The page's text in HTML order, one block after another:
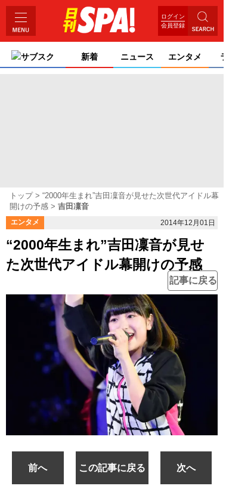
ログイン
会員登録
サブスク 新着 ニュース エンタメ
トップ
“2000年生まれ”吉田凜音が見せた次世代アイドル幕
開けの予感
吉田凜音
エンタメ 2014年12月01日
“2000年生まれ”吉田凜音が見せ
た次世代アイドル幕開けの予感
記事に戻る
前へ この記事に戻る 次へ